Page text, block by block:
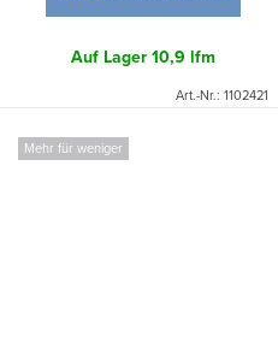
Auf Lager10,9 lfm
Art.-Nr.: 1102421
Mehr für weniger